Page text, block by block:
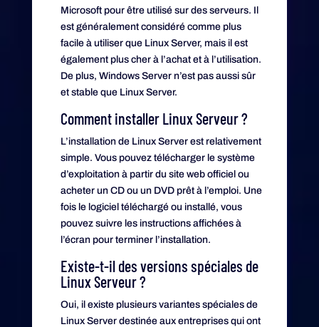
Microsoft pour être utilisé sur des serveurs. Il
est généralement considéré comme plus
facile à utiliser que Linux Server, mais il est
également plus cher à l’achat et à l’utilisation.
De plus, Windows Server n’est pas aussi sûr
et stable que Linux Server.
Comment installer Linux Serveur ?
L’installation de Linux Server est relativement
simple. Vous pouvez télécharger le système
d’exploitation à partir du site web officiel ou
acheter un CD ou un DVD prêt à l’emploi. Une
fois le logiciel téléchargé ou installé, vous
pouvez suivre les instructions affichées à
l’écran pour terminer l’installation.
Existe-t-il des versions spéciales de
Linux Serveur ?
Oui, il existe plusieurs variantes spéciales de
Linux Server destinée aux entreprises qui ont